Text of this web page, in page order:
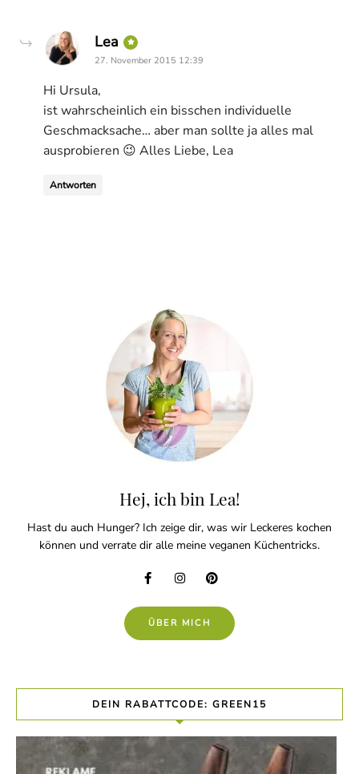
Lea says:
27. November 2015 12:39
Hi Ursula,
ist wahrscheinlich ein bisschen individuelle
Geschmacksache… aber man sollte ja alles mal
ausprobieren 😉 Alles Liebe, Lea
Antworten
Hej, ich bin Lea!
Hast du auch Hunger? Ich zeige dir, was wir Leckeres kochen
können und verrate dir alle meine veganen Küchentricks.
ÜBER MICH
DEIN RABATTCODE: GREEN15